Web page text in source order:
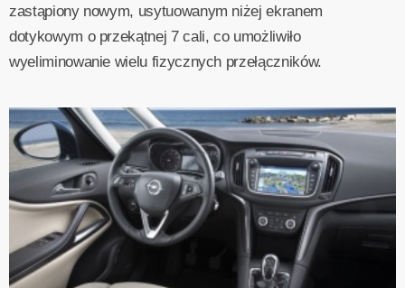
zastąpiony nowym, usytuowanym niżej ekranem
dotykowym o przekątnej 7 cali, co umożliwiło
wyeliminowanie wielu fizycznych przełączników.